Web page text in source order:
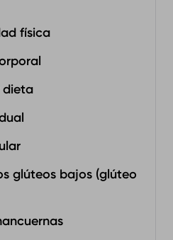
física
dieta
glúteos bajos (glúteo